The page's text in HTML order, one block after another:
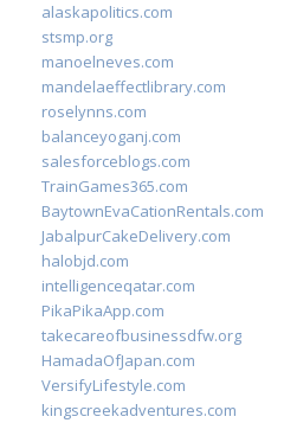
alaskapolitics.com
stsmp.org
manoelneves.com
mandelaeffectlibrary.com
roselynns.com
balanceyoganj.com
salesforceblogs.com
TrainGames365.com
BaytownEvaCationRentals.com
JabalpurCakeDelivery.com
halobjd.com
intelligenceqatar.com
PikaPikaApp.com
takecareofbusinessdfw.org
HamadaOfJapan.com
VersifyLifestyle.com
kingscreekadventures.com